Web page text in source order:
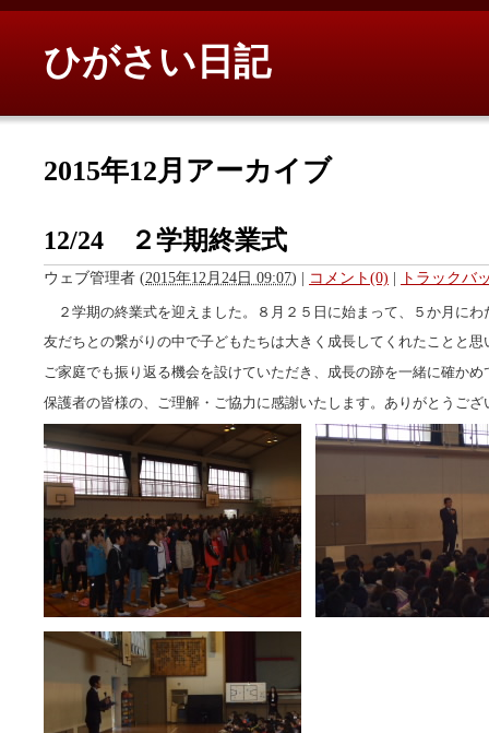
ひがさい日記
2015年12月アーカイブ
12/24 ２学期終業式
ウェブ管理者 (2015年12月24日 09:07) | コメント(0) | トラックバ
２学期の終業式を迎えました。８月２５日に始まって、５か月にわ
友だちとの繋がりの中で子どもたちは大きく成長してくれたことと思
ご家庭でも振り返る機会を設けていただき、成長の跡を一緒に確かめ
保護者の皆様の、ご理解・ご協力に感謝いたします。ありがとうござ